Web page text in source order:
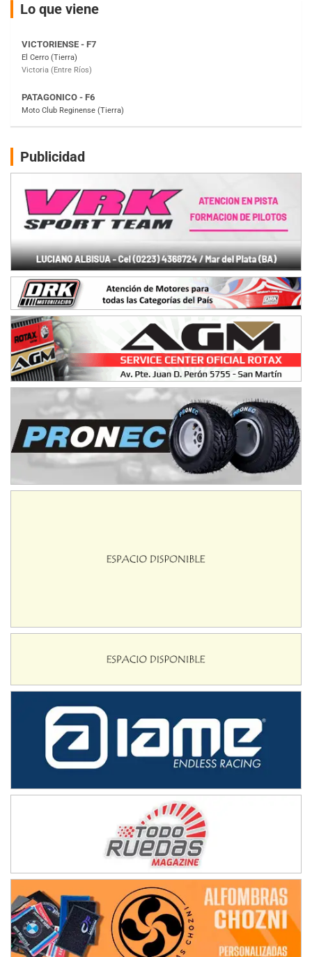
Lo que viene
VICTORIENSE - F7
Victoria (Entre Ríos)
PATAGONICO - F6
Gral. E. Godoy (Río Negro)
NORESTE SANTAFESINO - F6
Ciudad de Avellaneda (Asfalto)
Avellaneda (Santa Fe)
SUR SANTAFESINO - F4
Rufino (Santa Fe)
TUCUMANO - F5
Juan Navarro (Asfalto)
El Timbó (Tucumán)
COBERTURA ESPECIAL DE E-KART.COM.AR
08/09-AGO
IAME SERIES ARGENTINA 6
Ramiro Tot (Asfalto)
Baradero (Buenos Aires)
KDO - F6
Ciudad de Trenque Lauquen (Asfalto)
Trenque Lauquen (Buenos Aires)
Parque de la Velocidad (Asfalto)
CSK - F7
NORESTE SANTAFESINO - F6
Avellaneda (Santa Fe)
SUR SANTAFESINO - F4
José Samuel Sánchez (Tierra)
Rufino (Santa Fe)
TUCUMANO - F5
Publicidad